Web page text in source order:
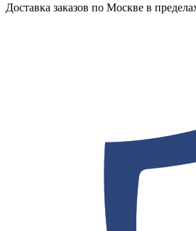
Доставка заказов по Москве в